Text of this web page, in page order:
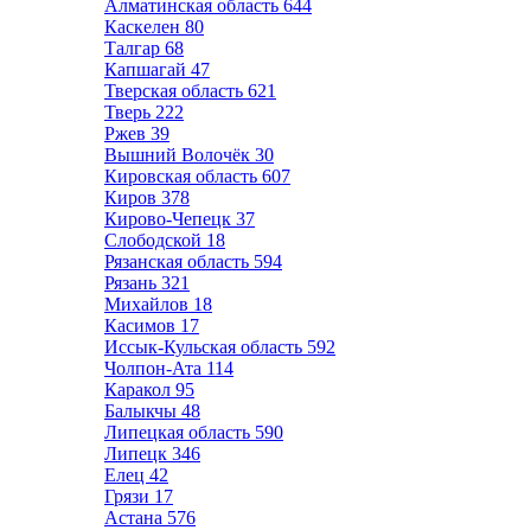
Алматинская область 644
Каскелен 80
Талгар 68
Капшагай 47
Тверская область 621
Тверь 222
Ржев 39
Вышний Волочёк 30
Кировская область 607
Киров 378
Кирово-Чепецк 37
Слободской 18
Рязанская область 594
Рязань 321
Михайлов 18
Касимов 17
Иссык-Кульская область 592
Чолпон-Ата 114
Каракол 95
Балыкчы 48
Липецкая область 590
Липецк 346
Елец 42
Грязи 17
Астана 576